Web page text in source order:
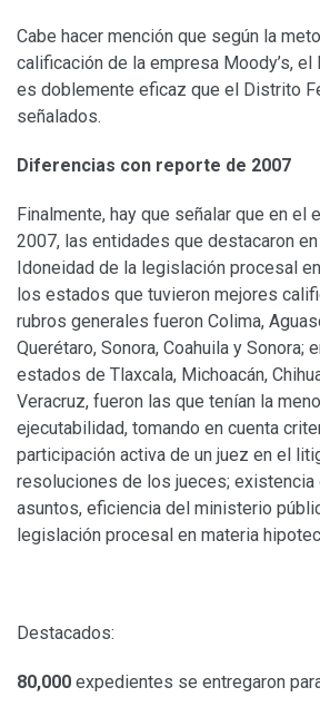
Cabe hacer mención que según la
calificación de la empresa Moody’s,
es doblemente eficaz que el Distrito
señalados.
Diferencias con reporte de 2007
Finalmente, hay que señalar que en el
2007, las entidades que destacaron
Idoneidad de la legislación procesal
los estados que tuvieron mejores
rubros generales fueron Colima,
Querétaro, Sonora, Coahuila y Sonora;
estados de Tlaxcala, Michoacán,
Veracruz, fueron las que tenían la
ejecutabilidad, tomando en cuenta
participación activa de un juez en el
resoluciones de los jueces;
asuntos, eficiencia del ministerio
legislación procesal en materia
Destacados:
80,000 expedientes se entregaron